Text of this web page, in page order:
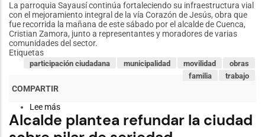
La parroquia Sayausí continúa fortaleciendo su infraestructura vial
con el mejoramiento integral de la vía Corazón de Jesús, obra que
fue recorrida la mañana de este sábado por el alcalde de Cuenca,
Cristian Zamora, junto a representantes y moradores de varias
comunidades del sector.
Etiquetas
obras
movilidad
municipalidad
participación ciudadana
trabajo
familia
Lee más
Sayausí
fortalece
Alcalde plantea refundar la ciudad